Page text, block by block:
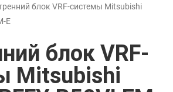
блок VRF-системы Mitsubishi
E
блок VRF-
Mitsubishi